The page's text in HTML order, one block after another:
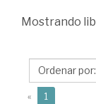
José
Mostrando
« 1